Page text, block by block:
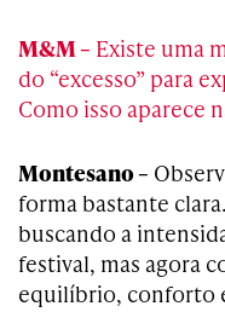
M&M – Existe uma
do “excesso” para
Como isso aparece
Montesano –
forma bastante
buscando a
festival, mas agora
equilíbrio, conforto